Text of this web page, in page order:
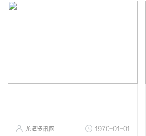
龙潭资讯网 1970-01-01